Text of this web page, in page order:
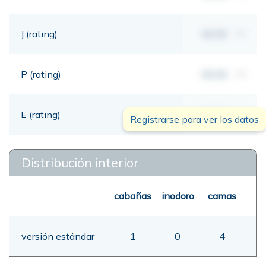
J (rating)
P (rating)
E (rating) 00,00 mt
Registrarse para ver los datos
Distribución interior
cabañas inodoro camas
versión estándar 1 0 4